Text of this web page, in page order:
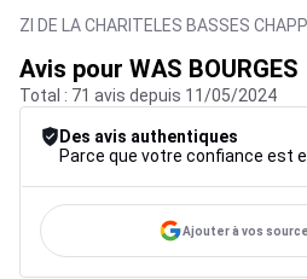
ZI DE LA CHARITELES BASSES
Avis pour WAS BOURGES
Total : 71 avis depuis 11/05/2024
Des avis authentiques
Ajouter à vos